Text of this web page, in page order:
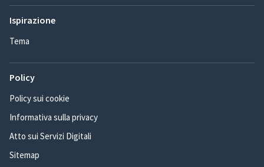
Ispirazione
Tema
Policy
Policy sui cookie
Informativa sulla privacy
Atto sui Servizi Digitali
Sitemap